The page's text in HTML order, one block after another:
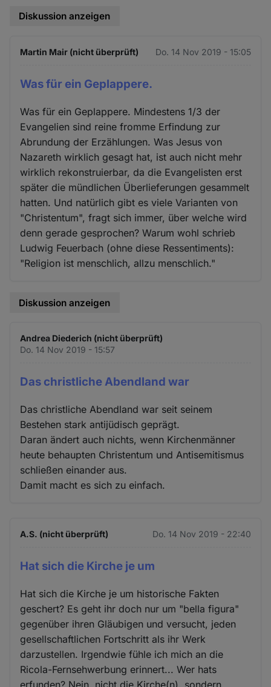
Diskussion anzeigen
Martin Mair (nicht überprüft) Do. 14 Nov 2019 - 15:05
Was für ein Geplappere.
Was für ein Geplappere. Mindestens 1/3 der
Evangelien sind reine fromme Erfindung zur
Abrundung der Erzählungen. Was Jesus von
Nazareth wirklich gesagt hat, ist auch nicht mehr
wirklich rekonstruierbar, da die Evangelisten erst
später die mündlichen Überlieferungen gesammelt
hatten. Und natürlich gibt es viele Varianten von
"Christentum", fragt sich immer, über welche wird
denn gerade gesprochen? Warum wohl schrieb
Ludwig Feuerbach (ohne diese Ressentiments):
"Religion ist menschlich, allzu menschlich."
Diskussion anzeigen
Andrea Diederich (nicht überprüft)
Do. 14 Nov 2019 - 15:57
Das christliche Abendland war
Das christliche Abendland war seit seinem
Bestehen stark antijüdisch geprägt.
Daran ändert auch nichts, wenn Kirchenmänner
heute behaupten Christentum und Antisemitismus
schließen einander aus.
Damit macht es sich zu einfach.
A.S. (nicht überprüft) Do. 14 Nov 2019 - 22:40
Hat sich die Kirche je um
Hat sich die Kirche je um historische Fakten
geschert? Es geht ihr doch nur um "bella figura"
gegenüber ihren Gläubigen und versucht, jeden
gesellschaftlichen Fortschritt als ihr Werk
darzustellen. Irgendwie fühle ich mich an die
Ricola-Fernsehwerbung erinnert... Wer hats
erfunden? Nein, nicht die Kirche(n), sondern